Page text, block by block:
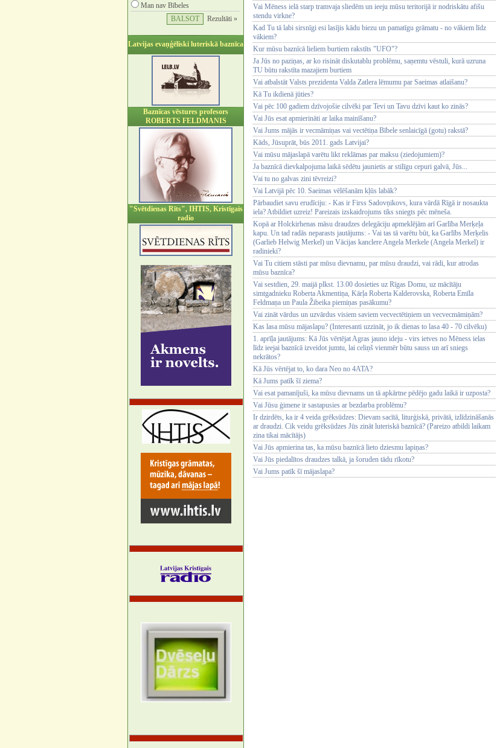
Man nav Bībeles
Rezultāti »
Latvijas evaņģēliski luteriskā baznīca
Baznīcas vēstures profesors
ROBERTS FELDMANIS
"Svētdienas Rīts", IHTIS, Kristīgais
radio
Vai Mēness ielā starp tramvaja sliedēm un ieeju mūsu teritorijā ir nodriskātu afišu
stendu virkne?
Kad Tu tā labi sirsnīgi esi lasījis kādu biezu un pamatīgu grāmatu - no vākiem līdz
vākiem?
Kur mūsu baznīcā lieliem burtiem rakstīts "UFO"?
Ja Jūs no paziņas, ar ko risināt diskutablu problēmu, saņemtu vēstuli, kurā uzruna
TU būtu rakstīta mazajiem burtiem
Vai atbalstāt Valsts prezidenta Valda Zatlera lēmumu par Saeimas atlaišanu?
Kā Tu ikdienā jūties?
Vai pēc 100 gadiem dzīvojošie cilvēki par Tevi un Tavu dzīvi kaut ko zinās?
Vai Jūs esat apmierināti ar laika mainīšanu?
Vai Jums mājās ir vecmāmiņas vai vectētiņa Bībele senlaicīgā (gotu) rakstā?
Kāds, Jūsuprāt, būs 2011. gads Latvijai?
Vai mūsu mājaslapā varētu likt reklāmas par maksu (ziedojumiem)?
Ja baznīcā dievkalpojuma laikā sēdētu jaunietis ar stilīgu cepuri galvā, Jūs...
Vai tu no galvas zini tēvreizi?
Vai Latvijā pēc 10. Saeimas vēlēšanām kļūs labāk?
Pārbaudiet savu erudīciju: - Kas ir Firss Sadovņikovs, kura vārdā Rīgā ir nosaukta
iela? Atbildiet uzreiz! Pareizais izskaidrojums tiks sniegts pēc mēneša.
Kopā ar Holckirhenas māsu draudzes delegāciju apmeklējām arī Garlība Merķeļa
kapu. Un tad radās neparasts jautājums: - Vai tas tā varētu būt, ka Garlībs Merķelis
(Garlieb Helwig Merkel) un Vācijas kanclere Angela Merkele (Angela Merkel) ir
radinieki?
Vai Tu citiem stāsti par mūsu dievnamu, par mūsu draudzi, vai rādi, kur atrodas
mūsu baznīca?
Vai sestdien, 29. maijā plkst. 13.00 dosieties uz Rīgas Domu, uz mācītāju
simtgadnieku Roberta Akmentiņa, Kārļa Roberta Kalderovska, Roberta Emīla
Feldmaņa un Paula Žibeika piemiņas pasākumu?
Vai zināt vārdus un uzvārdus visiem saviem vecvectētiņiem un vecvecmāmiņām?
Kas lasa mūsu mājaslapu? (Interesanti uzzināt, jo ik dienas to lasa 40 - 70 cilvēku)
1. aprīļa jautājums: Kā Jūs vērtējat Agras jauno ideju - virs ietves no Mēness ielas
līdz ieejai baznīcā izveidot jumtu, lai celiņš vienmēr būtu sauss un arī sniegs
nekrātos?
Kā Jūs vērtējat to, ko dara Neo no 4ATA?
Kā Jums patīk šī ziema?
Vai esat pamanījuši, ka mūsu dievnams un tā apkārtne pēdējo gadu laikā ir uzposta?
Vai Jūsu ģimene ir sastapusies ar bezdarba problēmu?
Ir dzirdēts, ka ir 4 veida grēksūdzes: Dievam sacītā, liturģiskā, privātā, izlīdzināšanās
ar draudzi. Cik veidu grēksūdzes Jūs zināt luteriskā baznīcā? (Pareizo atbildi laikam
zina tikai mācītājs)
Vai Jūs apmierina tas, ka mūsu baznīcā lieto dziesmu lapiņas?
Vai Jūs piedalītos draudzes talkā, ja šoruden tādu rīkotu?
Vai Jums patīk šī mājaslapa?